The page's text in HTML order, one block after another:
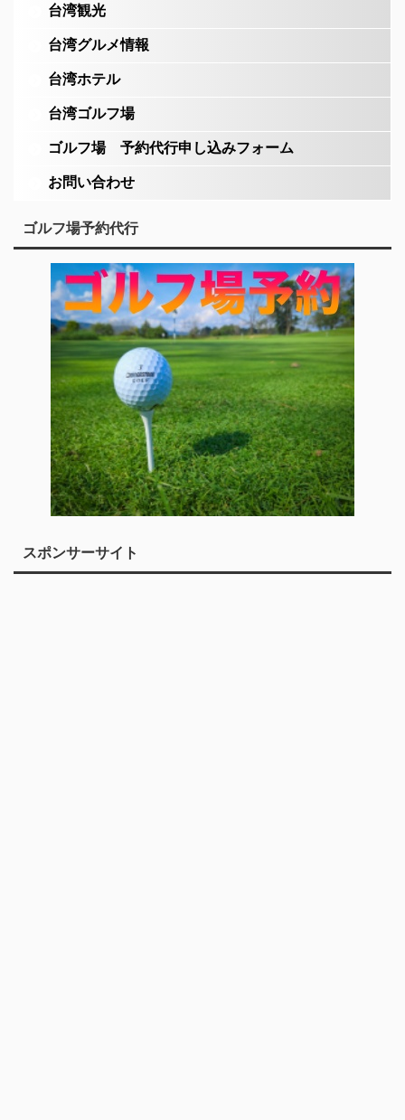
台湾観光
台湾グルメ情報
台湾ホテル
台湾ゴルフ場
ゴルフ場 予約代行申し込みフォーム
お問い合わせ
ゴルフ場予約代行
スポンサーサイト